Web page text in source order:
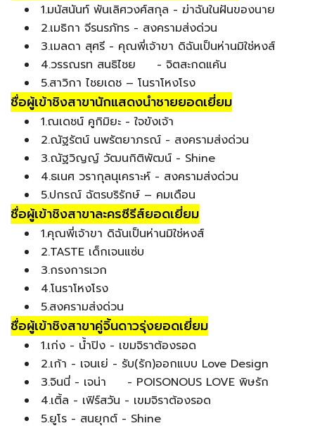
1.มนัสนันท์ พันเลิศวงศ์สกุล - ฆ่าฉันในฝันของนาย
2.เมธิกา จีรนรภัทร - สงครามส่งด่วน
3.เมลดา สุศรี - คุณพี่เจ้าขา ดิฉันเป็นห่านมิใช่หงส์
4.วรรณรท สนธิไชย - จิตสะกดแค้น
5.สาวิกา ไชยเดช – โนราโหงโรง
ชื่อผู้เข้าชิงสาขานักแสดงนำชายยอดเยี่ยม
1.ณเดชน์ คูกิมิยะ - ใจขังเจ้า
2.ณัฐรัตน์ นพรัตยาภรณ์ - สงครามส่งด่วน
3.ณัฐวิญญ์ วัฒนกิติพัฒน์ - Shine
4.ธเนศ วรากุลนุเคราะห์ - สงครามส่งด่วน
5.ปกรณ์ ฉัตรบริรักษ์ – คมเดือน
ชื่อผู้เข้าชิงสาขาละครซีรีส์ยอดเยี่ยม
1.คุณพี่เจ้าขา ดิฉันเป็นห่านมิใช่หงส์
2.TASTE เด็กเจนแซ่บ
3.กรงการเวก
4.โนราโหงโรง
5.สงครามส่งด่วน
ชื่อผู้เข้าชิงสาขาคู่จิ้นดาวรุ่งยอดเยี่ยม
1.เก่ง - น้ำปิง - เขมจิราต้องรอด
2.เก้า - เจนเย่ - รับ(รัก)ออกแบบ Love Design
3.จินนี่ - เจน่า - POISONOUS LOVE พิษรัก
4.เติ้ล - เฟิร์สวัน - เขมจิราต้องรอด
5.ยูโร - สนยุกต์ - Shine